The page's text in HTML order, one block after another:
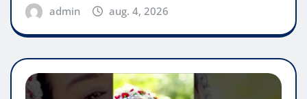
admin aug. 4, 2026